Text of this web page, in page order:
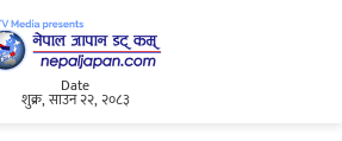
Date
शुक्र, साउन २२, २०८३